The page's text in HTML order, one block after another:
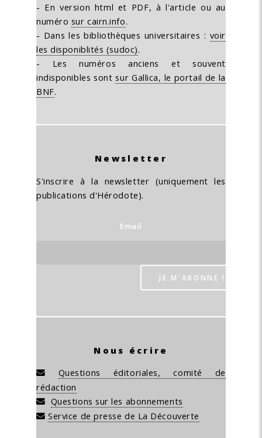
- En version html et PDF, à l'article ou au
numéro sur cairn.info.
- Dans les bibliothèques universitaires : voir
les disponiblités (sudoc).
- Les numéros anciens et souvent
indisponibles sontsur Gallica, le portail de la
BNF.
Newsletter
S'inscrire à la newsletter (uniquement les
publications d'Hérodote).
Email
Nous écrire
Questions éditoriales, comité de
rédaction
Questions sur les abonnements
Service de presse de La Découverte